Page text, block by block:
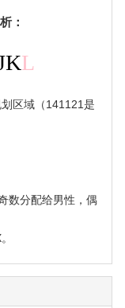
：
L
区域（141121是
数分配给男性，偶